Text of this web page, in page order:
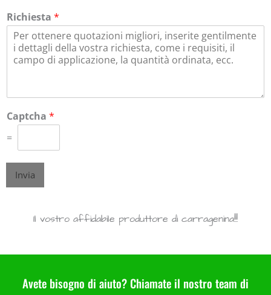
Richiesta *
Captcha *
=
Invia
Il vostro affidabile produttore di carragenina!!!
Avete bisogno di aiuto? Chiamate il nostro team di